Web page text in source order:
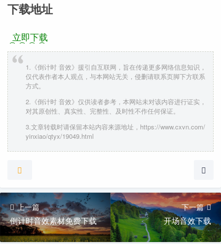
下载地址
立即下载
1.《倒计时 音效》援引自互联网，旨在传递更多网络信息知识，
仅代表作者本人观点，与本网站无关，侵删请联系页脚下方联系
方式。
2.《倒计时 音效》仅供读者参考，本网站未对该内容进行证实，
对其原创性、真实性、完整性、及时性不作任何保证。
3.文章转载时请保留本站内容来源地址，https://www.cxvn.com/
yinxiao/qtyx/19049.html
上一篇
倒计时音效素材免费下载
下一篇
开场音效下载